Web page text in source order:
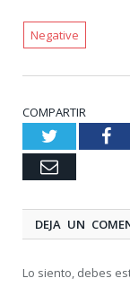
Negative
COMPARTIR
Twitter
Email
DEJA UN
Lo siento, debes